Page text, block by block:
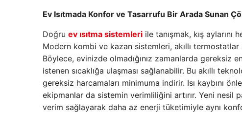
Ev Isıtmada Konfor ve Tasarrufu Bir Arada Sunan
Doğru ev ısıtma sistemleri ile tanışmak, kış
Modern kombi ve kazan sistemleri, akıllı
Böylece, evinizde olmadığınız zamanlarda
istenen sıcaklığa ulaşması sağlanabilir. Bu akıllı
gereksiz harcamaları minimuma indirir. Isı kaybını
ekipmanlar da sistemin verimliliğini artırır. Yeni nesil
verim sağlayarak daha az enerji tüketimiyle aynı